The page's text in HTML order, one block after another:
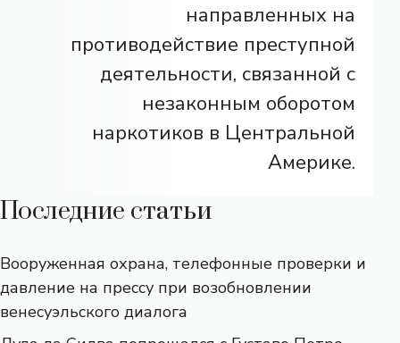
направленных на
противодействие преступной
деятельности, связанной с
незаконным оборотом
наркотиков в Центральной
Америке.
Последние статьи
Вооруженная охрана, телефонные проверки и
давление на прессу при возобновлении
венесуэльского диалога